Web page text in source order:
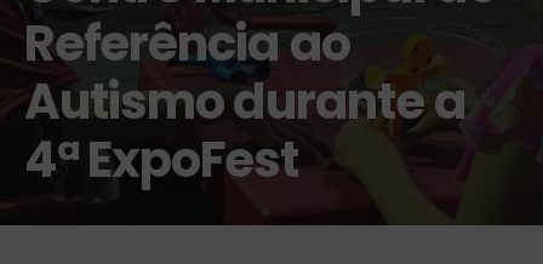
Referência ao
Autismo durante a
4ª ExpoFest